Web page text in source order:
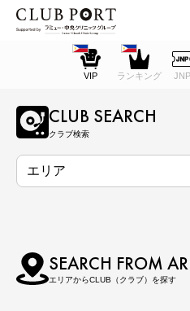
VIP ランキング JNP
CLUB SEARCH
クラブ検索
SEARCH FROM
エリアからCLUB（クラブ）を探す